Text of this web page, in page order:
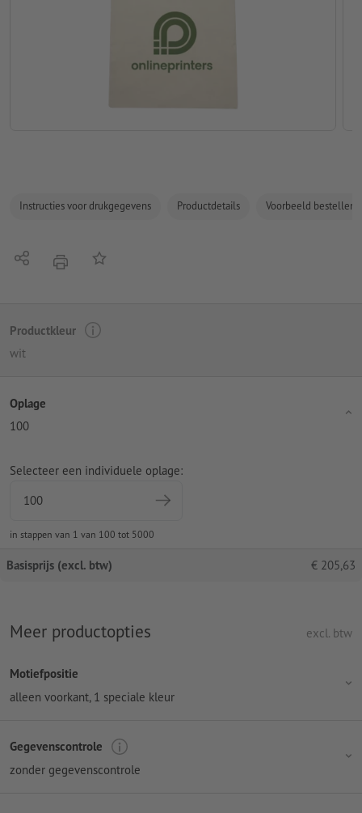
Instructies voor drukgegevens Productdetails Voorbeeld bestellen
Delen afdrukkenOp de lijst
Productkleur
wit
Oplage
100
Selecteer een individuele oplage:
in stappen van 1 van 100 tot 5000
Basisprijs (excl. btw) € 205,63
Meer productopties excl. btw
Motiefpositie
alleen voorkant, 1 speciale kleur
Gegevenscontrole
zonder gegevenscontrole